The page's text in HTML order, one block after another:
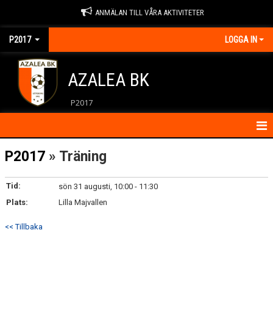
ANMÄLAN TILL VÅRA AKTIVITETER
P2017 LOGGA IN
AZALEA BK
P2017
HEM
KONTAKT
NYHETER
KALENDER
P2017 » Träning
Tid:
sön 31 augusti, 10:00 - 11:30
Plats:
Lilla Majvallen
<< Tillbaka